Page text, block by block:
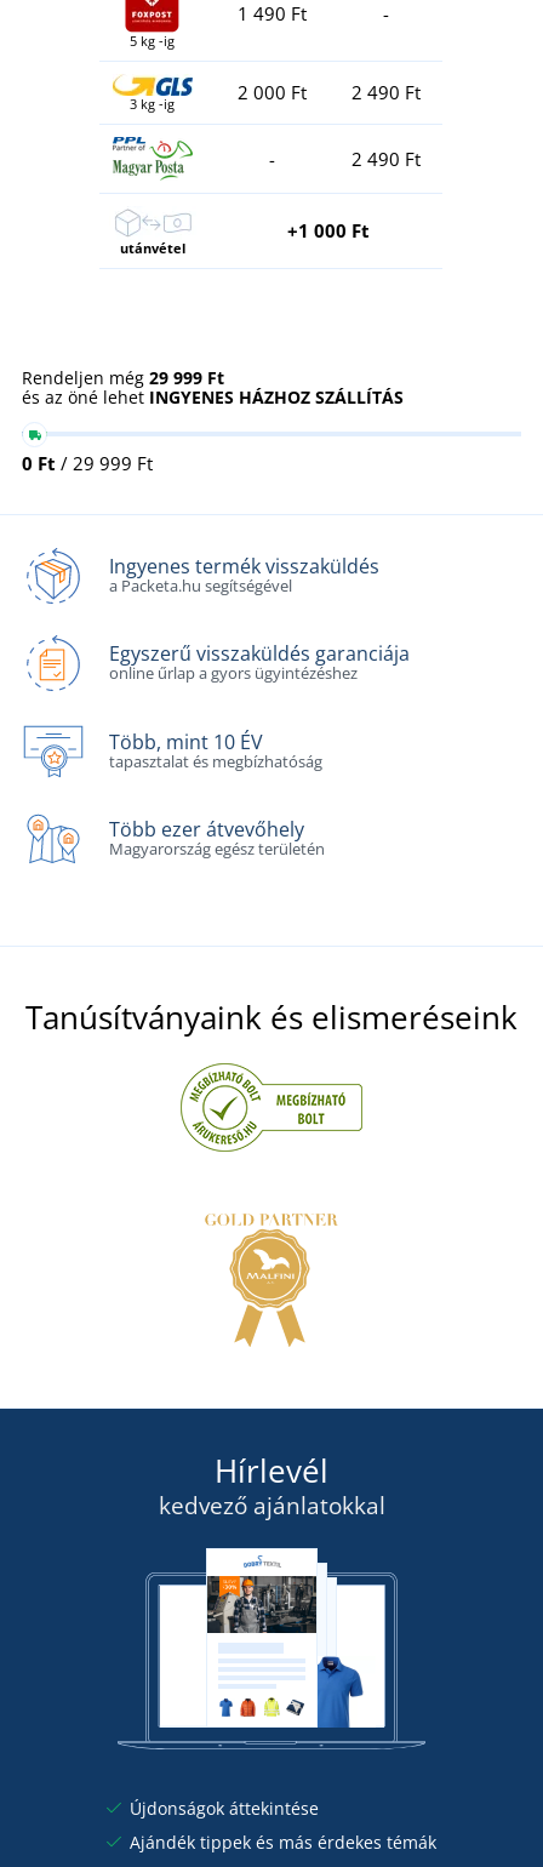
5 kg -ig
1 490 Ft -
3 kg -ig 2 000 Ft 2 490 Ft
- 2 490 Ft
utánvétel
+1 000 Ft
Rendeljen még 29 999 Ft
és az öné lehet INGYENES HÁZHOZ SZÁLLÍTÁS
0 Ft / 29 999 Ft
Ingyenes termék visszaküldés
a Packeta.hu segítségével
Egyszerű visszaküldés garanciája
online űrlap a gyors ügyintézéshez
Több, mint 10 ÉV
tapasztalat és megbízhatóság
Több ezer átvevőhely
Magyarország egész területén
Tanúsítványaink és elismeréseink
Hírlevél
kedvező ajánlatokkal
Újdonságok áttekintése
Ajándék tippek és más érdekes témák